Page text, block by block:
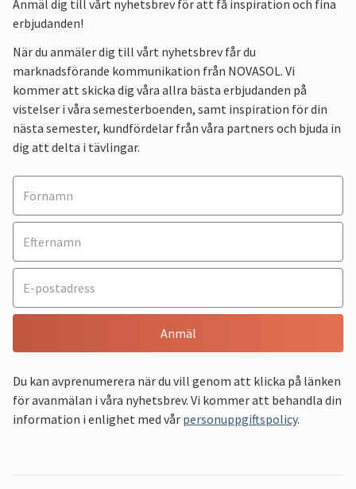
Anmäl dig till vårt nyhetsbrev för att få inspiration och fina
erbjudanden!
När du anmäler dig till vårt nyhetsbrev får du
marknadsförande kommunikation från NOVASOL. Vi
kommer att skicka dig våra allra bästa erbjudanden på
vistelser i våra semesterboenden, samt inspiration för din
nästa semester, kundfördelar från våra partners och bjuda in
dig att delta i tävlingar.
Anmäl
Du kan avprenumerera när du vill genom att klicka på länken
för avanmälan i våra nyhetsbrev. Vi kommer att behandla din
information i enlighet med vår personuppgiftspolicy.